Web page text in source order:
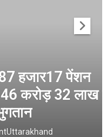
पेंशन
करोड़ 32 लाख की